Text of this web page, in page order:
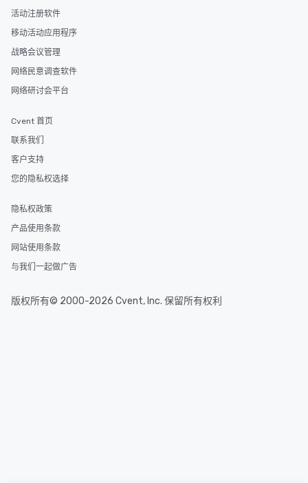
活动注册软件
移动活动应用程序
战略会议管理
网络民意调查软件
网络研讨会平台
Cvent 首页
联系我们
客户支持
您的隐私权选择
隐私权政策
产品使用条款
网站使用条款
与我们一起做广告
版权所有© 2000-2026 Cvent, Inc. 保留所有权利